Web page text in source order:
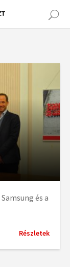
és a
Részletek